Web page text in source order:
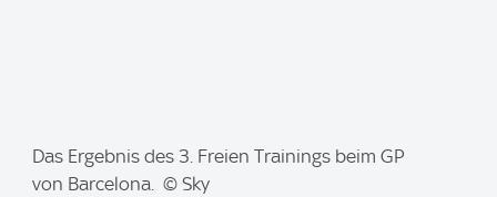
m
Das Ergebnis des 3. Freien Trainings beim GP
von Barcelona. © Sky